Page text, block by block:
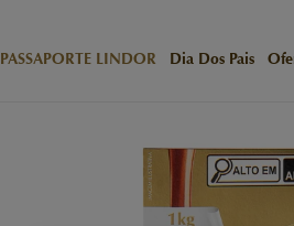
PASSAPORTE LINDOR Dia Dos Pais